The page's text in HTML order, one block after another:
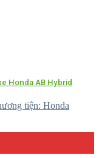
Honda AB Hybrid
tiện: Honda